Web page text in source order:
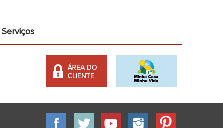
Serviços